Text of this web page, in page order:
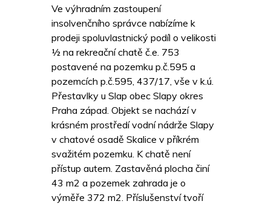
Ve výhradním zastoupení
insolvenčního správce nabízíme k
prodeji spoluvlastnický podíl o velikosti
½ na rekreační chatě č.e. 753
postavené na pozemku p.č.595 a
pozemcích p.č.595, 437/17, vše v k.ú.
Přestavlky u Slap obec Slapy okres
Praha západ. Objekt se nachází v
krásném prostředí vodní nádrže Slapy
v chatové osadě Skalice v příkrém
svažitém pozemku. K chatě není
přístup autem. Zastavěná plocha činí
43 m2 a pozemek zahrada je o
výměře 372 m2. Příslušenství tvoří